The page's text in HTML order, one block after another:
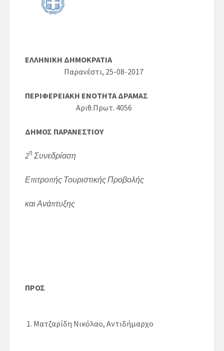
ΕΛΛΗΝΙΚΗ ΔΗΜΟΚΡΑΤΙΑ
Παρανέστι, 25-08-2017
ΠΕΡΙΦΕΡΕΙΑΚΗ ΕΝΟΤΗΤΑ ΔΡΑΜΑΣ
Αριθ.Πρωτ. 4056
ΔΗΜΟΣ ΠΑΡΑΝΕΣΤΙΟΥ
2η Συνεδρίαση
Επιτροπής Τουριστικής Προβολής
και Ανάπτυξης
ΠΡΟΣ
1. Ματζαρίδη Νικόλαο, Αντιδήμαρχο